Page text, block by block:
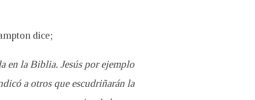
dice;
en la Biblia. Jesús por ejemplo
a otros que escudriñarán la